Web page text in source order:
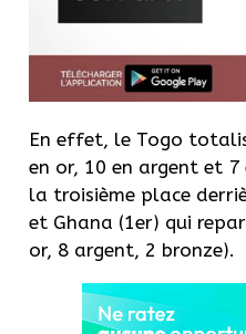
En effet, le Togo
en or, 10 en argent et 7
la troisième place
et Ghana (1er) qui
or, 8 argent, 2 bronze).